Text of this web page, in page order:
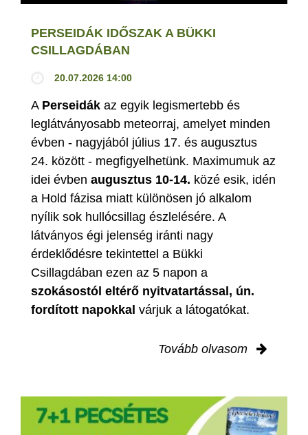
PERSEIDÁK IDŐSZAK A BÜKKI
CSILLAGDÁBAN
20.07.2026 14:00
A Perseidák az egyik legismertebb és
leglátványosabb meteorraj, amelyet minden
évben - nagyjából július 17. és augusztus
24. között - megfigyelhetünk. Maximumuk az
idei évben augusztus 10-14. közé esik, idén
a Hold fázisa miatt különösen jó alkalom
nyílik sok hullócsillag észlelésére. A
látványos égi jelenség iránti nagy
érdeklődésre tekintettel a Bükki
Csillagdában ezen az 5 napon a
szokásostól eltérő nyitvatartással, ún.
fordított napokkal várjuk a látogatókat.
Tovább olvasom